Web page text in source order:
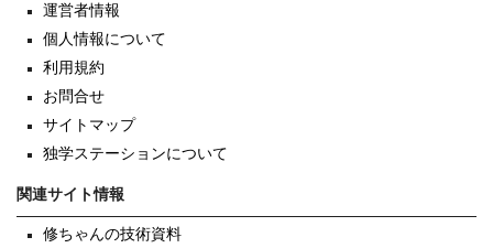
運営者情報
個人情報について
利用規約
お問合せ
サイトマップ
独学ステーションについて
関連サイト情報
修ちゃんの技術資料